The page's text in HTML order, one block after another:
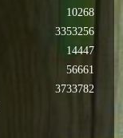
10268
3353256
14447
56661
3733782